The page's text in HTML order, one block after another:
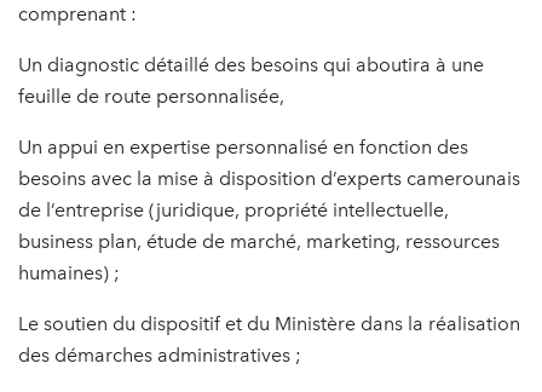
comprenant :
Un diagnostic détaillé des besoins qui aboutira à une
feuille de route personnalisée,
Un appui en expertise personnalisé en fonction des
besoins avec la mise à disposition d’experts camerounais
de l’entreprise (juridique, propriété intellectuelle,
business plan, étude de marché, marketing, ressources
humaines) ;
Le soutien du dispositif et du Ministère dans la réalisation
des démarches administratives ;